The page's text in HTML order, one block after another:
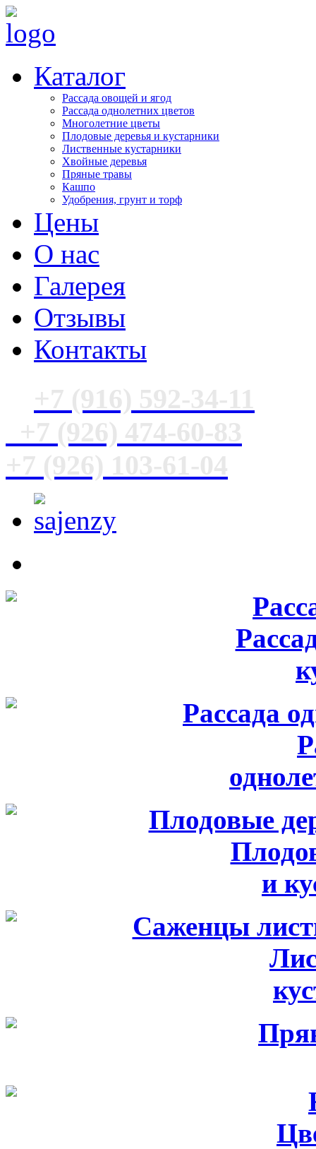
Каталог
Рассада овощей и ягод
Рассада однолетних цветов
Многолетние цветы
Плодовые деревья и кустарники
Лиственные кустарники
Хвойные деревья
Пряные травы
Кашпо
Удобрения, грунт и торф
Цены
О нас
Галерея
Отзывы
Контакты
и